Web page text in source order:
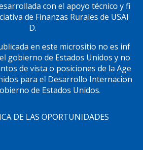
con el apoyo técnico y fi
de Finanzas Rurales de USAI
D.
en este micrositio no es inf
gobierno de Estados Unidos y no
de vista o posiciones de la Age
para el Desarrollo Internacion
de Estados Unidos.
DE LAS OPORTUNIDADES